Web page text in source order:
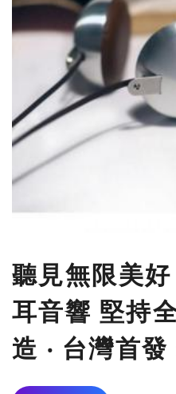
聽見無限美
耳音響 堅持
造 ‧ 台灣首